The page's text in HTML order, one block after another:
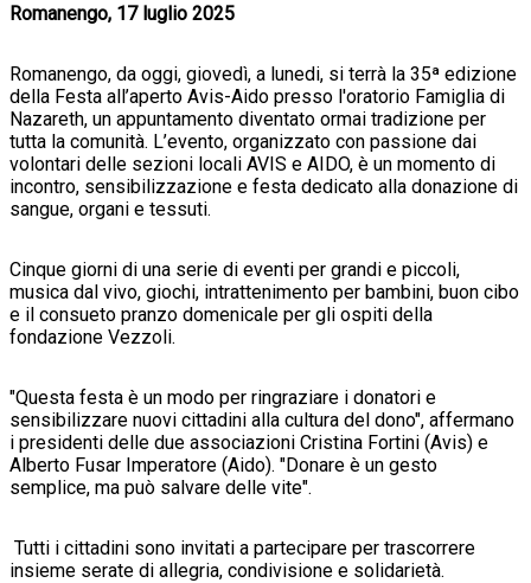
Romanengo, 17 luglio 2025
Romanengo, da oggi, giovedì, a lunedi, si terrà la 35ª edizione
della Festa all’aperto Avis-Aido presso l'oratorio Famiglia di
Nazareth, un appuntamento diventato ormai tradizione per
tutta la comunità. L’evento, organizzato con passione dai
volontari delle sezioni locali AVIS e AIDO, è un momento di
incontro, sensibilizzazione e festa dedicato alla donazione di
sangue, organi e tessuti.
Cinque giorni di una serie di eventi per grandi e piccoli,
musica dal vivo, giochi, intrattenimento per bambini, buon cibo
e il consueto pranzo domenicale per gli ospiti della
fondazione Vezzoli.
"Questa festa è un modo per ringraziare i donatori e
sensibilizzare nuovi cittadini alla cultura del dono", affermano
i presidenti delle due associazioni Cristina Fortini (Avis) e
Alberto Fusar Imperatore (Aido). "Donare è un gesto
semplice, ma può salvare delle vite".
Tutti i cittadini sono invitati a partecipare per trascorrere
insieme serate di allegria, condivisione e solidarietà.